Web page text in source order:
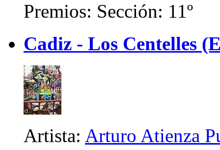
Premios: Sección: 11º
Cadiz - Los Centelles
Artista: Arturo Atienza